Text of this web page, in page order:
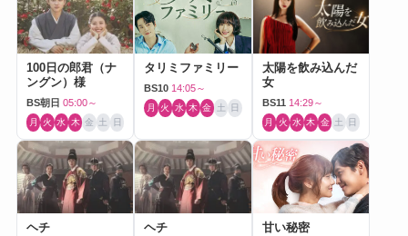
100日の郎君（ナ
ングン）様
BS朝日 05:00～
月 火 水 木 金 土 日
タリミファミリー
BS10 14:05～
月 火 水 木 金 土 日
太陽を飲み込んだ
女
BS11 14:29～
月 火 水 木 金 土 日
ヘチ ヘチ 甘い秘密